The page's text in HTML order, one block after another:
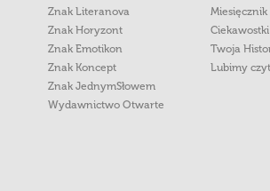
Znak Literanova
Znak Horyzont
Znak Emotikon
Znak Koncept
Znak JednymSłowem
Wydawnictwo Otwarte
Miesięcznik
Twoja
Lubimy